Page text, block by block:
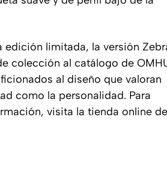
edición limitada, la versión
colección al catálogo de
al diseño que valoran
como la personalidad. Para
visita la tienda online de